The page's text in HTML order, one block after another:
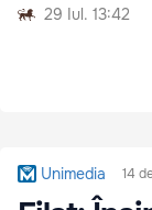
29 Iul. 13:42
Unimedia 14